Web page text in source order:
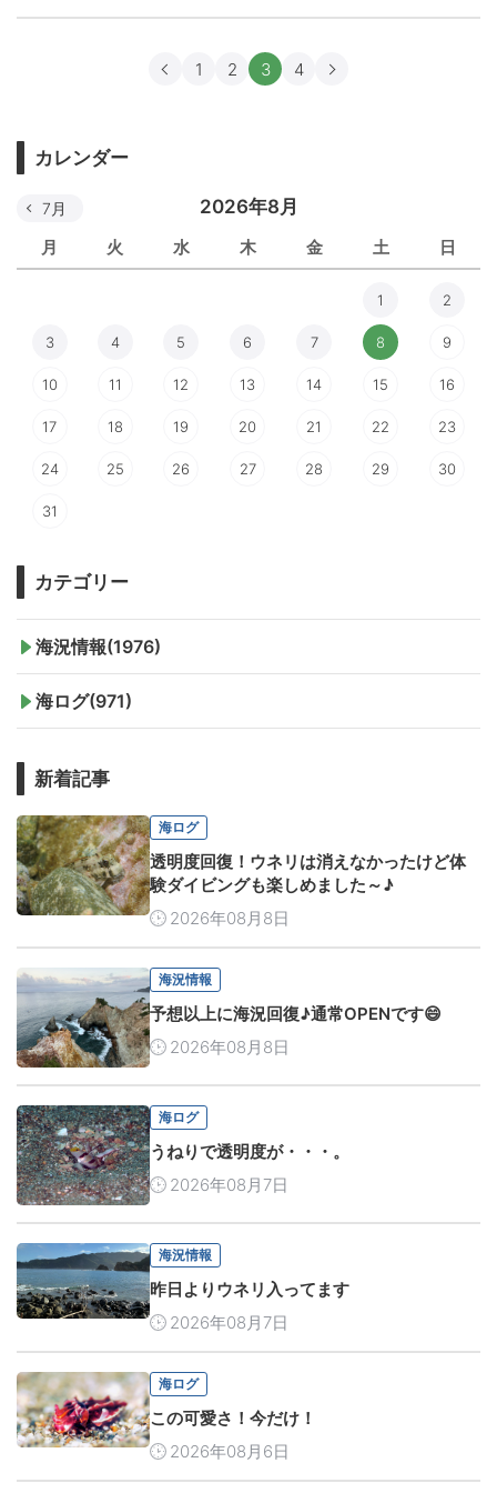
1 2 3 4
カレンダー
2026年8月
月 火 水 木 金 土 日
7月
1 2
3 4 5 6 7 8 9
10 11 12 13 14 15 16
17 18 19 20 21 22 23
24 25 26 27 28 29 30
31
カテゴリー
海況情報(1976)
海ログ(971)
新着記事
海ログ
透明度回復！ウネリは消えなかったけど体
験ダイビングも楽しめました～♪
2026年08月8日
海況情報
予想以上に海況回復♪通常OPENです😄
2026年08月8日
海ログ
うねりで透明度が・・・。
2026年08月7日
海況情報
昨日よりウネリ入ってます
2026年08月7日
海ログ
この可愛さ！今だけ！
2026年08月6日